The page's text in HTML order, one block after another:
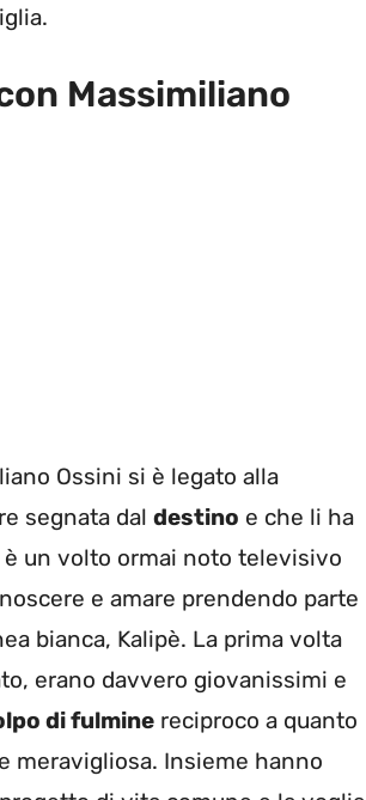
Massimiliano
Ossini si è legato alla
segnata dal destino e che li ha
un volto ormai noto televisivo
e amare prendendo parte
bianca, Kalipè. La prima volta
erano davvero giovanissimi e
di fulmine reciproco a quanto
meravigliosa. Insieme hanno